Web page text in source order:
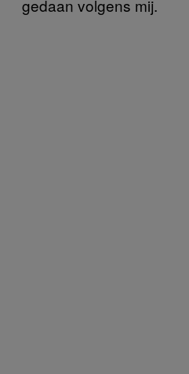
gedaan volgens mij.